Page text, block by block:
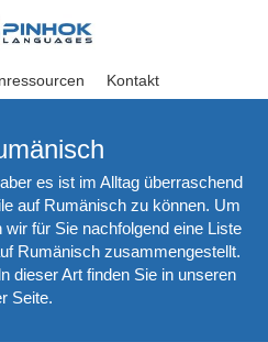
Kontakt
es ist im Alltag überraschend
auf Rumänisch zu können. Um
wir für Sie nachfolgend eine Liste
Rumänisch zusammengestellt.
dieser Art finden Sie in unseren
Seite.